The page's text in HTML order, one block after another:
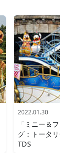
2022.01.30
「ミニー＆フ
グ：トータリ
TDS